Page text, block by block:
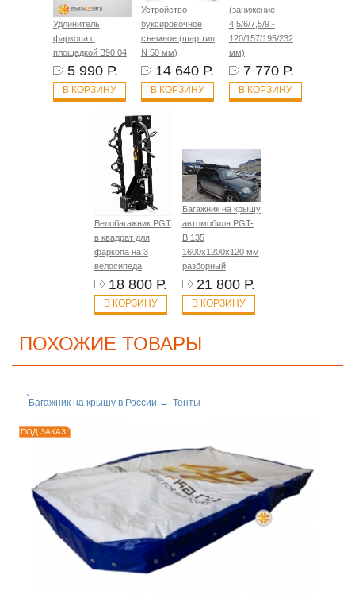
Удлинитель
фаркопа с
площадкой B90.04
5 990 Р.
В КОРЗИНУ
Устройство
буксировочное
съемное (шар тип
N 50 мм)
14 640 Р.
В КОРЗИНУ
(занижение
4,5/6/7,5/9 -
120/157/195/232
мм)
7 770 Р.
В КОРЗИНУ
Велобагажник PGT
в квадрат для
фаркопа на 3
велосипеда
18 800 Р.
В КОРЗИНУ
Багажник на крышу
автомобиля PGT-
B.135
1600х1200х120 мм
разборный
21 800 Р.
В КОРЗИНУ
ПОХОЖИЕ ТОВАРЫ
Багажник на крышу в России → Тенты
ПОД ЗАКАЗ